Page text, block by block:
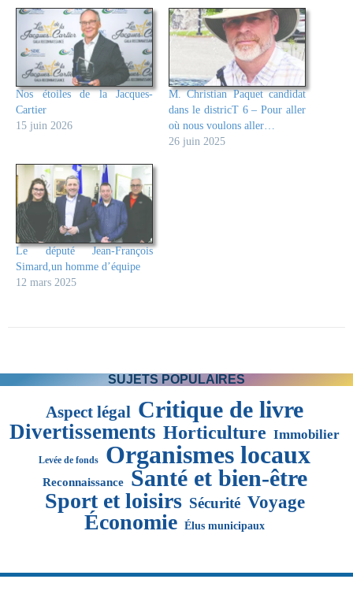
Nos étoiles de la Jacques-
Cartier
15 juin 2026
M. Christian Paquet candidat
dans le districT 6 – Pour aller
où nous voulons aller…
26 juin 2025
Le député Jean-François
Simard,un homme d’équipe
12 mars 2025
SUJETS POPULAIRES
Aspect légal Critique de livre
Divertissements Horticulture Immobilier
Levée de fonds Organismes locaux
Reconnaissance Santé et bien-être
Sport et loisirs Sécurité Voyage
Économie Élus municipaux